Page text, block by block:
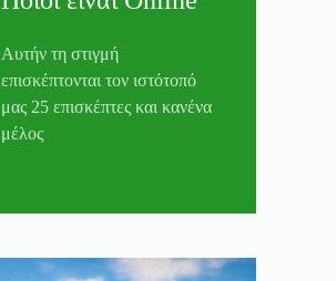
Αυτήν τη στιγμή
επισκέπτονται τον ιστότοπό
μας 25 επισκέπτες και κανένα
μέλος